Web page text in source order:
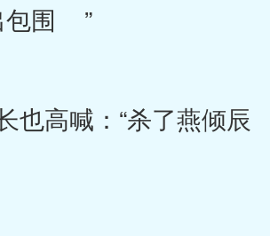
围 ”
高喊：“杀了燕倾